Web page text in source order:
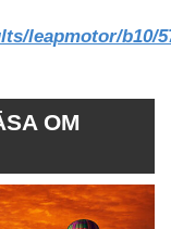
leapmotor/b10/
OM